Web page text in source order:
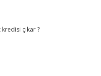
çıkar ?